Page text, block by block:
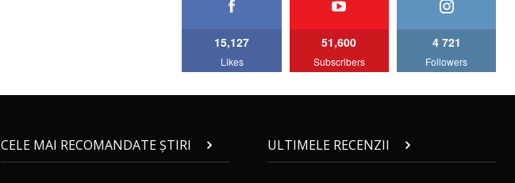
AutoBlog.MD
15:08
15,127
Likes
51,600
Subscribers
4 721
Followers
CELE MAI RECOMANDATE ȘTIRI ULTIMELE RECENZII